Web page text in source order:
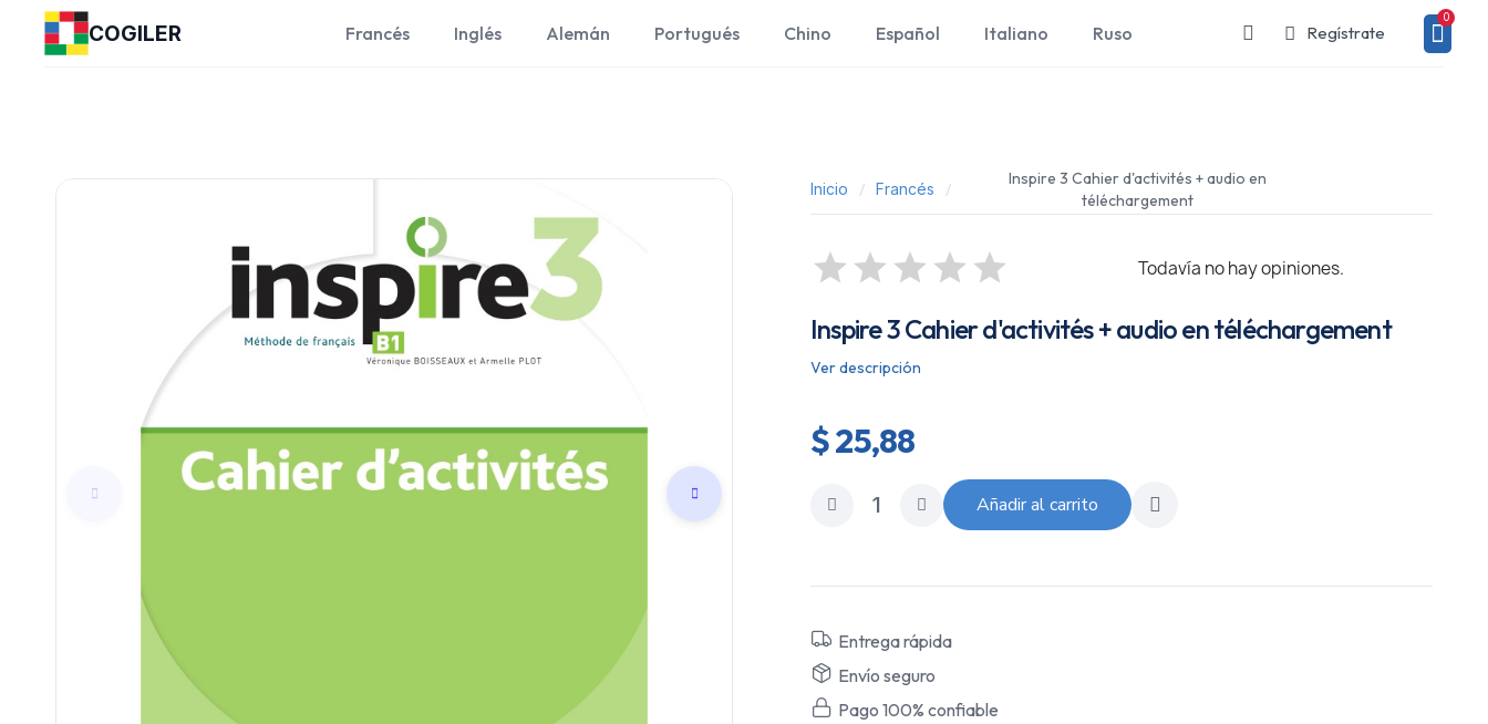
COGILER Francés Inglés Alemán Portugués Chino Español Italiano Ruso Regístrate
Inicio Francés
Inspire 3 Cahier d'activités + audio en
téléchargement
Todavía no hay opiniones.
Inspire 3 Cahier d'activités + audio en téléchargement
Ver descripción
$ 25,88
Añadir al carrito
Entrega rápida
Envío seguro
Pago 100% confiable